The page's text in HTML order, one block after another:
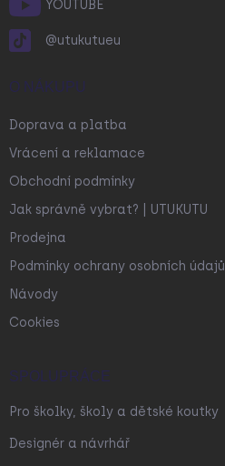
YOUTUBE
@utukutueu
O NÁKUPU
Doprava a platba
Vrácení a reklamace
Obchodní podmínky
Jak správně vybrat? | UTUKUTU
Prodejna
Podmínky ochrany osobních údajů
Návody
Cookies
SPOLUPRÁCE
Pro školky, školy a dětské koutky
Designér a návrhář